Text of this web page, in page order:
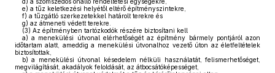
e) a tűz keletkezési helyétől eltérő építményszintekre,
f) a tűzgátló szerkezetekkel határolt terekre és
g) az átmeneti védett terekre.
(3) Az építményben tartózkodók részére biztosítani kell
a) a menekülési útvonal elérhetőségét az építmény bármely pontjáról azon
időtartam alatt, ameddig a menekülési útvonalhoz vezető úton az életfeltételek
biztosítottak,
b) a menekülési útvonal késedelem nélküli használatát, felismerhetőséget,
megvilágítását, akadályok feloldását, az átbocsátóképességet,